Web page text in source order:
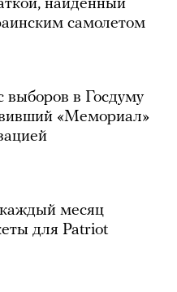
найденный
самолетом
выборов в Госдуму
«Мемориал»
месяц
для Patriot